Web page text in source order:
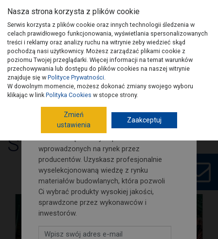
Wydania PSB Artykuły Kontakt
STALCO - Narzędzia
Marzec 2019
Zamów nasz newsletter i śledź
na bieżąco nowości i porady
budowlano-remontowe!
Na naszej stronie znajdziesz porady
dotyczące poszczególnych etapów
budowy domu. Jak również wypowiedzi i
opinie fachowców budowlanych.
wprowadzonych na rynek przez
producentów. Uzyskasz profesjonalnie
wyselekcjonowaną wiedzę z rynku
materiałów budowlanych, która pozwoli
Ci wybrać produkty wysokiej jakości,
sprawdzone przez wykonawców i
inwestorów.
Nasza strona korzysta z plików cookie
Serwis korzysta z plików cookie oraz innych technologii śledzenia w
celach prawidłowego funkcjonowania, wyświetlania spersonalizowanych
treści i reklamy oraz analizy ruchu na witrynie żeby wiedzieć skąd
pochodzą nasi użytkownicy. Możesz zarządzać plikami cookie z
poziomu Twojej przeglądarki. Więcej informacji na temat warunków
przechowywania lub dostępu do plików cookies na naszej witrynie
znajduje się w Polityce Prywatności.
W dowolnym momencie, możesz dokonać zmiany swojego wyboru
klikając w link Polityka Cookies w stopce strony.
Zmień
ustawienia
Zaakceptuj